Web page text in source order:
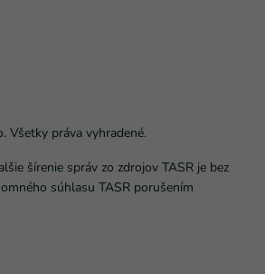
Všetky práva vyhradené.
šírenie správ zo zdrojov TASR je bez
súhlasu TASR porušením